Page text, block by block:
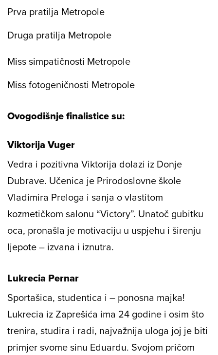
Prva pratilja Metropole
Druga pratilja Metropole
Miss simpatičnosti Metropole
Miss fotogeničnosti Metropole
Ovogodišnje finalistice su:
Viktorija Vuger
Vedra i pozitivna Viktorija dolazi iz Donje
Dubrave. Učenica je Prirodoslovne škole
Vladimira Preloga i sanja o vlastitom
kozmetičkom salonu “Victory”. Unatoč gubitku
oca, pronašla je motivaciju u uspjehu i širenju
ljepote – izvana i iznutra.
Lukrecia Pernar
Sportašica, studentica i – ponosna majka!
Lukrecia iz Zaprešića ima 24 godine i osim što
trenira, studira i radi, najvažnija uloga joj je biti
primjer svome sinu Eduardu. Svojom pričom